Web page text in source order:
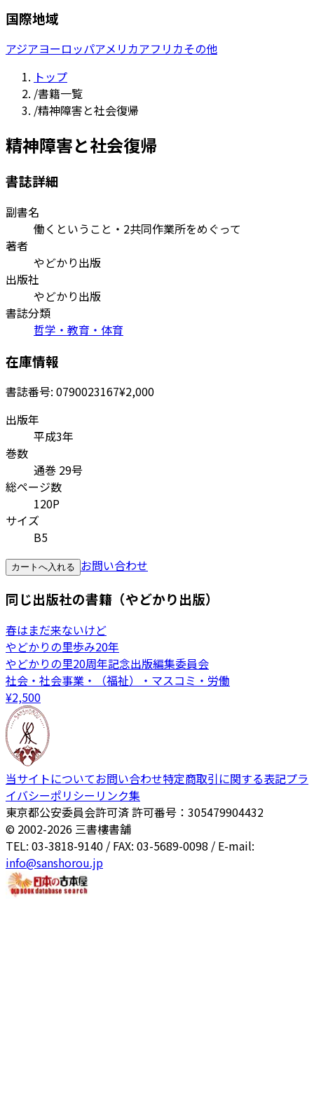
国際地域
アジアヨーロッパアメリカアフリカその他
トップ
/書籍一覧
/精神障害と社会復帰
精神障害と社会復帰
書誌詳細
副書名
働くということ・2共同作業所をめぐって
著者
やどかり出版
出版社
やどかり出版
書誌分類
哲学・教育・体育
在庫情報
書誌番号: 0790023167¥2,000
出版年
平成3年
巻数
通巻 29号
総ページ数
120P
サイズ
B5
カートへ入れる お問い合わせ
同じ出版社の書籍（やどかり出版）
春はまだ来ないけど
やどかりの里歩み20年
やどかりの里20周年記念出版編集委員会
社会・社会事業・（福祉）・マスコミ・労働
¥2,500
当サイトについてお問い合わせ特定商取引に関する表記プラ
イバシーポリシー リンク集
東京都公安委員会許可済 許可番号：305479904432
© 2002-2026 三書樓書舗
TEL: 03-3818-9140 / FAX: 03-5689-0098 / E-mail:
info@sanshorou.jp